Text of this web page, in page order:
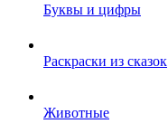
Буквы и цифры
Раскраски из сказок
Животные